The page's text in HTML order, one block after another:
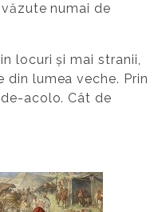
numai de
locuri și mai stranii,
lumea veche. Prin
acolo. Cât de